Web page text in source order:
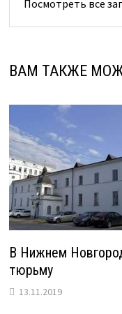
Посмотреть все
ВАМ ТАКЖЕ
В Нижнем
тюрьму
13.11.2019